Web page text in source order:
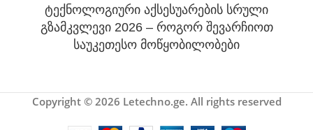
ტექნოლოგიური აქსესუარების სრული
გზამკვლევი 2026 – როგორ შევარჩიოთ
საუკეთესო მოწყობილობები
Copyright © 2026 Letechno.ge. All rights reserved